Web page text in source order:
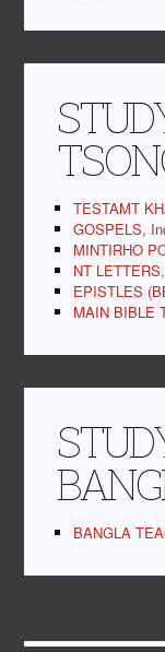
TESTAMT
GOSPELS,
MINTIRHO
NT
EPISTLES
MAIN BIBLE
BANGLA